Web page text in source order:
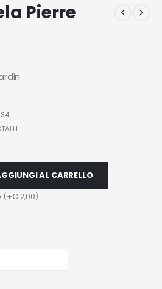
Pierre
AL CARRELLO
(+€2,00)